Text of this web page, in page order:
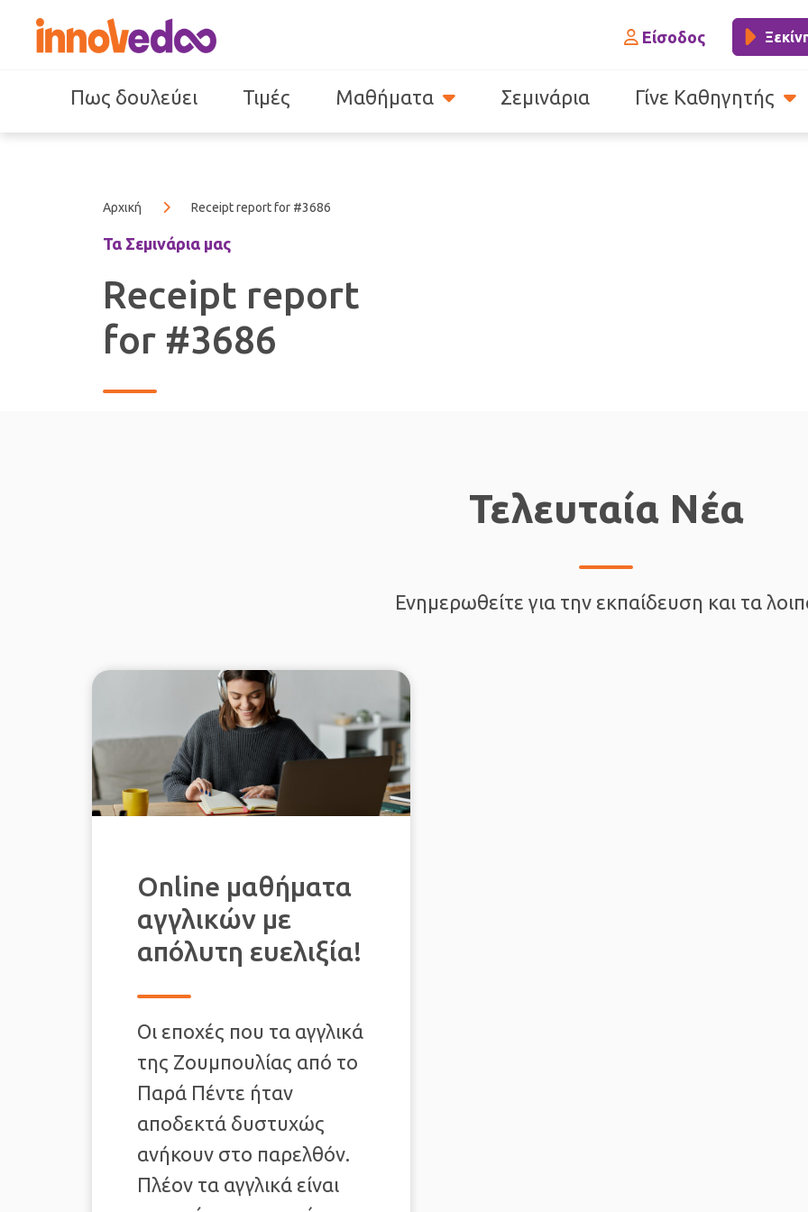
Είσοδος
Πως δουλεύει Τιμές Μαθήματα Σεμινάρια Γίνε Καθηγητής
Αρχική Receipt report for #3686
Τα Σεμινάρια μας
Receipt report
for #3686
Τελευταία Νέα
Ενημερωθείτε για την εκπαίδευση και τα
Online μαθήματα
αγγλικών με
απόλυτη ευελιξία!
Οι εποχές που τα αγγλικά
της Ζουμπουλίας από το
Παρά Πέντε ήταν
αποδεκτά δυστυχώς
ανήκουν στο παρελθόν.
Πλέον τα αγγλικά είναι